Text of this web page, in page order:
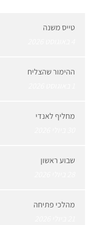
טייס משנה
ההימור שהצליח
מחליף לאנדי
שבוע ראשון
מהלכי פתיחה